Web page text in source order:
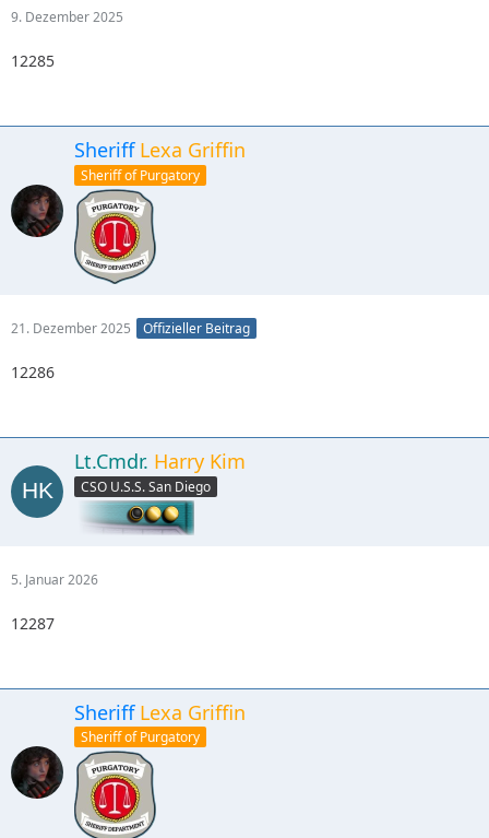
9. Dezember 2025
12285
Sheriff Lexa Griffin
Sheriff of Purgatory
21. Dezember 2025 Offizieller Beitrag
12286
Lt.Cmdr. Harry Kim
CSO U.S.S. San Diego
5. Januar 2026
12287
Sheriff Lexa Griffin
Sheriff of Purgatory